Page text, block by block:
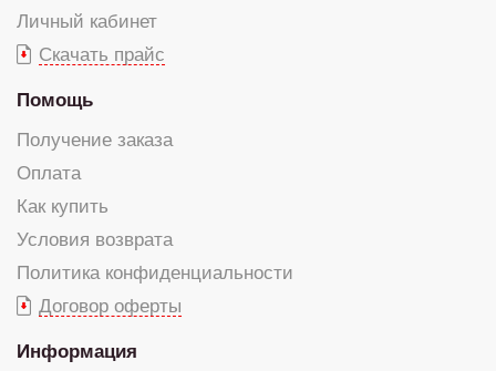
Личный кабинет
Скачать прайс
Помощь
Получение заказа
Оплата
Как купить
Условия возврата
Политика конфиденциальности
Договор оферты
Информация